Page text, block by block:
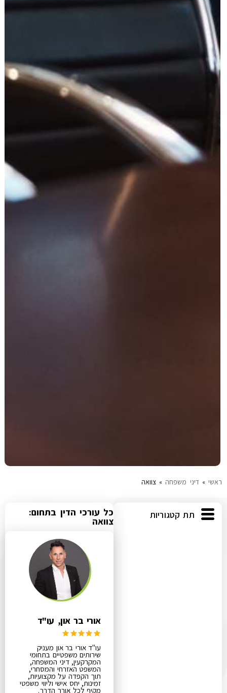
ראשי »דיני משפחה »צוואה
תת קטגוריות כל עורכי הדין בתחום:
צוואה
אורי בר און, עו"ד
עו"ד אורי בר און מעניק
שירותים משפטיים בתחומי
המקרקעין, דיני המשפחה,
המשפט האזרחי והמסחרי,
תוך הקפדה על מקצועיות,
זמינות, יחס אישי וליווי משפטי
מקיף לכל אורך הדרך.